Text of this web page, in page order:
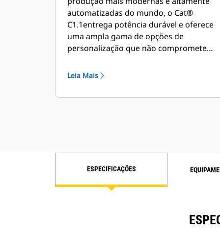
automatizadas do mundo, o Cat®
C1.1entrega potência durável e oferece
uma ampla gama de opções de
personalização que não comprometem
Leia Mais
ESPECIFICAÇÕES